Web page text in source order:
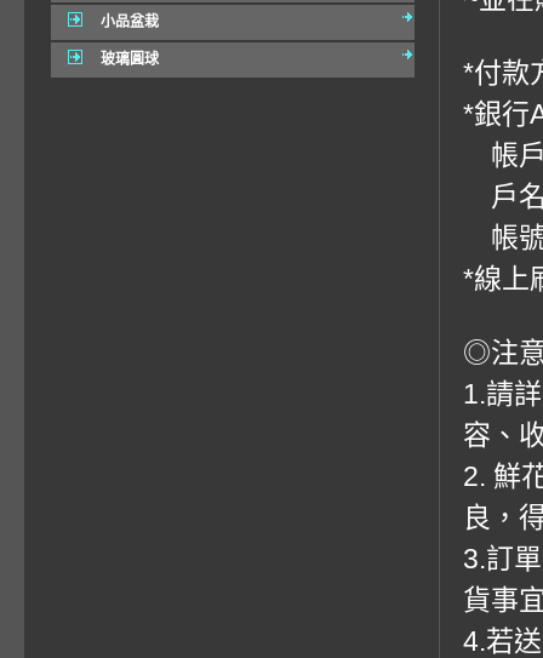
小品盆栽
玻璃圓球
*付款
*銀行
帳戶
戶
帳
*線上
◎注
1.請
容、
2. 鮮
良，
3.訂
貨事
4.若